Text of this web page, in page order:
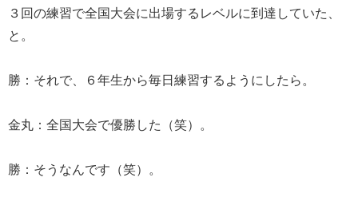
３回の練習で全国大会に出場するレベルに到達していた、
と。
勝：それで、６年生から毎日練習するようにしたら。
金丸：全国大会で優勝した（笑）。
勝：そうなんです（笑）。